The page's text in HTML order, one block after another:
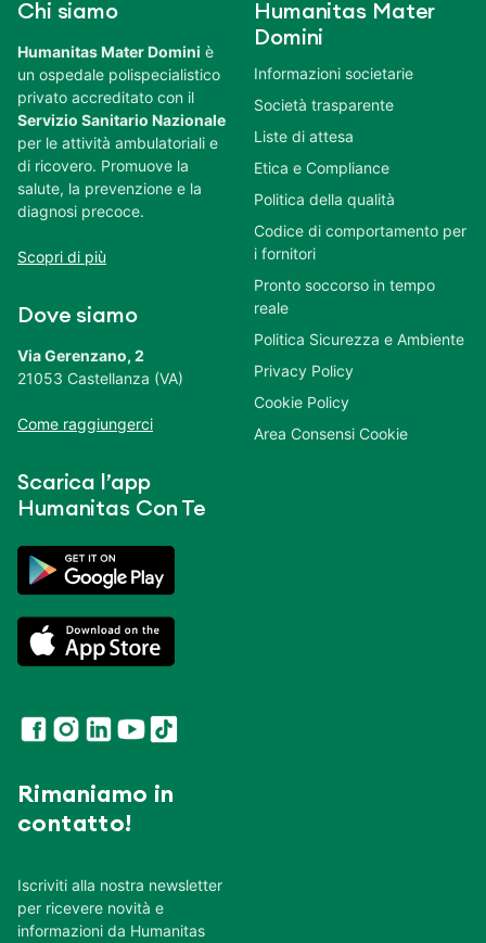
Chi siamo
Humanitas Mater Domini è
un ospedale polispecialistico
privato accreditato con il
Servizio Sanitario Nazionale
per le attività ambulatoriali e
di ricovero. Promuove la
salute, la prevenzione e la
diagnosi precoce.
Scopri di più
Dove siamo
Via Gerenzano, 2
21053 Castellanza (VA)
Come raggiungerci
Scarica l’app
Humanitas Con Te
Rimaniamo in
contatto!
Iscriviti alla nostra newsletter
per ricevere novità e
informazioni da Humanitas
Humanitas Mater
Domini
Informazioni societarie
Società trasparente
Liste di attesa
Etica e Compliance
Politica della qualità
Codice di comportamento per
i fornitori
Pronto soccorso in tempo
reale
Politica Sicurezza e Ambiente
Privacy Policy
Cookie Policy
Area Consensi Cookie